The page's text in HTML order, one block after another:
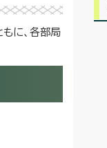
に、各部局